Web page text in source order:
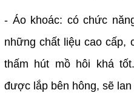
- Áo khoác: có chức
những chất liệu cao cấp,
thấm hút mồ hôi khá
được lắp bên hông, sẽ